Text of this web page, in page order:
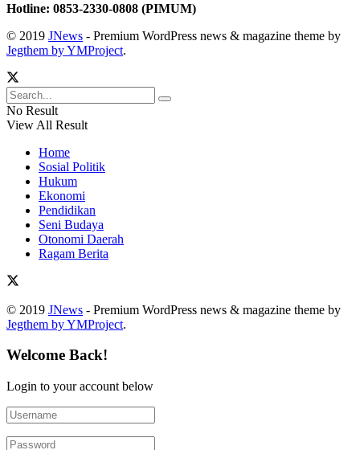
Hotline: 0853-2330-0808 (PIMUM)
© 2019 JNews - Premium WordPress news & magazine theme by
Jegthem by YMProject.
No Result
View All Result
Home
Sosial Politik
Hukum
Ekonomi
Pendidikan
Seni Budaya
Otonomi Daerah
Ragam Berita
© 2019 JNews - Premium WordPress news & magazine theme by
Jegthem by YMProject.
Welcome Back!
Login to your account below